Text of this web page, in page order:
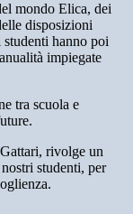
mondo Elica, dei
disposizioni
hanno poi
impiegate
tra scuola e
rivolge un
studenti, per